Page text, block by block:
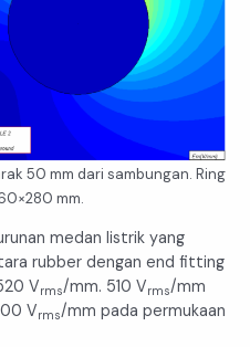
50 mm dari sambungan. Ring
mm.
medan listrik yang
rubber dengan end fitting
Vrms/mm. 510 Vrms/mm
Vrms/mm pada permukaan